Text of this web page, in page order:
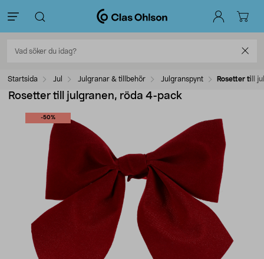
Startsida Jul Julgranar & tillbehör Julgranspynt Rosetter till
Rosetter till julgranen, röda 4-pack
-50%